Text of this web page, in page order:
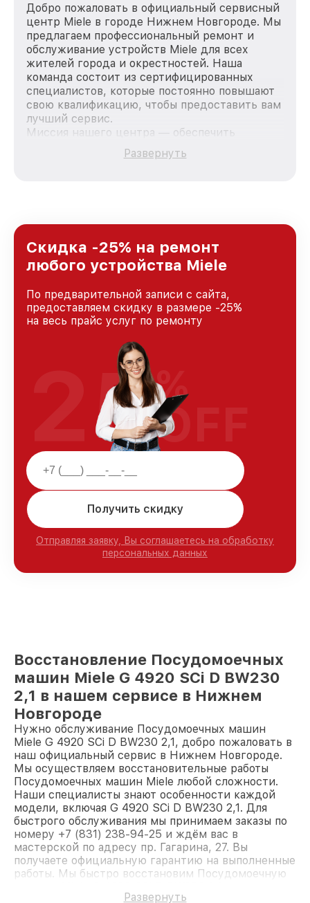
Добро пожаловать в официальный сервисный
центр Miele в городе Нижнем Новгороде. Мы
предлагаем профессиональный ремонт и
обслуживание устройств Miele для всех
жителей города и окрестностей. Наша
команда состоит из сертифицированных
специалистов, которые постоянно повышают
свою квалификацию, чтобы предоставить вам
лучший сервис.
Миссия нашего центра — обеспечить
качественный и доступный ремонт для
каждого пользователя продукции Miele, вне
Нижнем Новгороде, постоянно повышая
уровень доверия и лояльности наших
клиентов.
Развернуть
Скидка -25% на ремонт
любого устройства Miele
По предварительной записи с сайта,
предоставляем скидку в размере -25%
на весь прайс услуг по ремонту
Получить скидку
Отправляя заявку, Вы соглашаетесь на обработку
персональных данных
25%
OFF
Восстановление Посудомоечных
машин Miele G 4920 SCi D BW230
2,1 в нашем сервисе в Нижнем
Новгороде
Нужно обслуживание Посудомоечных машин
Miele G 4920 SCi D BW230 2,1, добро пожаловать в
наш официальный сервис в Нижнем Новгороде.
Мы осуществляем восстановительные работы
Посудомоечных машин Miele любой сложности.
Наши специалисты знают особенности каждой
модели, включая G 4920 SCi D BW230 2,1. Для
быстрого обслуживания мы принимаем заказы по
номеру +7 (831) 238-94-25 и ждём вас в
мастерской по адресу пр. Гагарина, 27. Вы
получаете официальную гарантию на выполненные
работы. Мы быстро восстановим Посудомоечную
Развернуть